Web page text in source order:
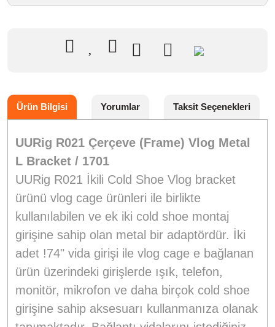
Ürün Bilgisi Yorumlar Taksit Seçenekleri
UURig R021 Çerçeve (Frame) Vlog Metal
L Bracket / 1701
UURig R021 İkili Cold Shoe Vlog bracket
ürünü vlog cage ürünleri ile birlikte
kullanılabilen ve ek iki cold shoe montaj
girişine sahip olan metal bir adaptördür. İki
adet !74" vida girişi ile vlog cage e bağlanan
ürün üzerindeki girişlerde ışık, telefon,
monitör, mikrofon ve daha birçok cold shoe
girişine sahip aksesuarı kullanmanıza olanak